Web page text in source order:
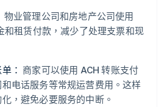
物业管理公司和房地产公司使用
和租赁付款，减少了处理支票和现
： 商家可以使用 ACH 转账支付
电话服务等常规运营费用。这样
，避免必要服务的中断。